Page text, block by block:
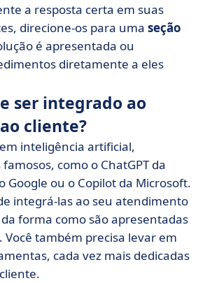
a resposta certa em suas
direcione-os para uma seção
é apresentada ou
diretamente a eles
ser integrado ao
cliente?
inteligência artificial,
como o ChatGPT da
Google ou o Copilot da Microsoft.
integrá-las ao seu atendimento
forma como são apresentadas
também precisa levar em
cada vez mais dedicadas